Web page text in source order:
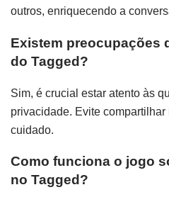
outros, enriquecendo a
Existem preocupações
do Tagged?
Sim, é crucial estar atento às
privacidade. Evite
cuidado.
Como funciona o jogo
no Tagged?